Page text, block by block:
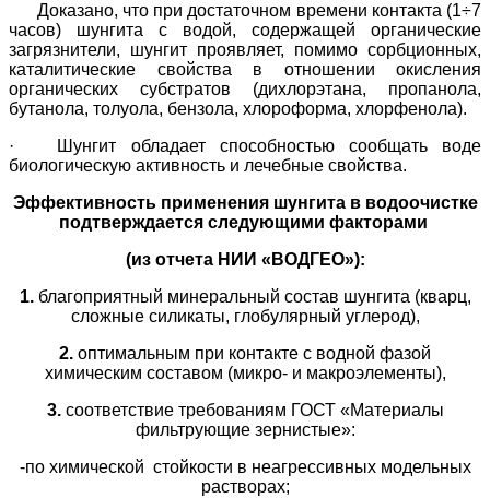
Доказано, что при достаточном времени контакта (1÷7
часов) шунгита с водой, содержащей органические
загрязнители, шунгит проявляет, помимо сорбционных,
каталитические свойства в отноше­нии окисления
органических субстратов (дихлорэтана, пропанола,
бутанола, толуола, бензола, хлороформа, хлорфенола).
· Шунгит обладает способностью сообщать воде
биологическую активность и лечебные свойства.
Эффективность применения шунгита в водоочистке
подтверждается следующими факторами
(из отчета НИИ «ВОДГЕО»):
1.благоприятный минеральный состав шунгита (кварц,
сложные силикаты, глобулярный углерод),
2. оптимальным при контакте с водной фазой
химическим составом (микро- и макроэлементы),
3.соответствие требованиям ГОСТ «Материалы
фильтрующие зернистые»:
-по химической стойкости в неагрессивных модельных
растворах;